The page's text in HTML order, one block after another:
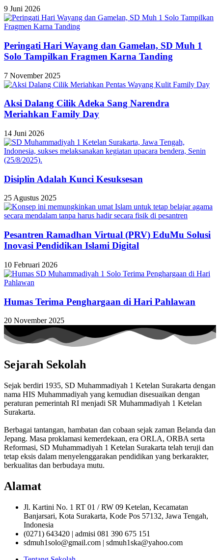
9 Juni 2026
Peringati Hari Wayang dan Gamelan, SD Muh 1
Solo Tampilkan Fragmen Karna Tanding
7 November 2025
Aksi Dalang Cilik Adeka Sang Narendra
Meriahkan Family Day
14 Juni 2026
Disiplin Adalah Kunci Kesuksesan
25 Agustus 2025
Pesantren Ramadhan Virtual (PRV) EduMu Solusi
Inovasi Pendidikan Islami Digital
10 Februari 2026
Humas Terima Penghargaan di Hari Pahlawan
20 November 2025
Sejarah Sekolah
Sejak berdiri 1935, SD Muhammadiyah 1 Ketelan Surakarta dengan
nama HIS Muhammadiyah yang kemudian disesuaikan dengan
peraturan pemerintah RI menjadi SR Muhammadiyah 1 Ketelan
Surakarta.
Berbagai tantangan, hambatan dan cobaan sejak zaman Belanda dan
Jepang. Masa proklamasi kemerdekaan, era ORLA, ORBA serta
Reformasi, SD Muhammadiyah 1 Ketelan Surakarta telah teruji dan
tetap eksis dalam menyelenggarakan pendidikan yang berkarakter,
berkualitas dan berbudaya mutu.
Alamat
Jl. Kartini No. 1 RT 01 / RW 09 Ketelan, Kecamatan
Banjarsari, Kota Surakarta, Kode Pos 57132, Jawa Tengah,
Indonesia
(0271) 643420 | admisi 081 390 675 151
sdmuh1solo@gmail.com | sdmuh1ska@yahoo.com